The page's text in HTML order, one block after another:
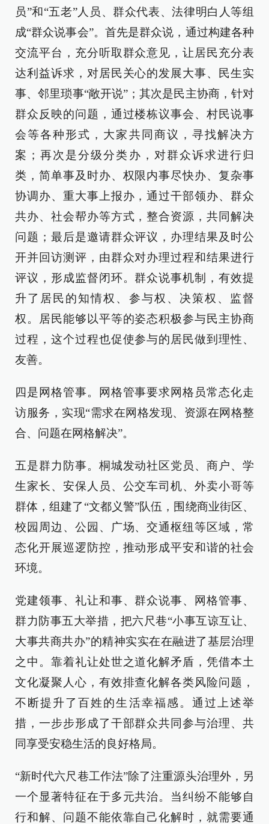
员”和“五老”人员、群众代表、法律明白人等组
成“群众说事会”。首先是群众说，通过构建各种
交流平台，充分听取群众意见，让居民充分表
达利益诉求，对居民关心的发展大事、民生实
事、邻里琐事“敞开说”；其次是民主协商，针对
群众反映的问题，通过楼栋议事会、村民说事
会等各种形式，大家共同商议，寻找解决方
案；再次是分级分类办，对群众诉求进行归
类，简单事及时办、权限内事尽快办、复杂事
协调办、重大事上报办，通过干部领办、群众
共办、社会帮办等方式，整合资源，共同解决
问题；最后是邀请群众评议，办理结果及时公
开并回访测评，由群众对办理过程和结果进行
评议，形成监督闭环。群众说事机制，有效提
升了居民的知情权、参与权、决策权、监督
权。居民能够以平等的姿态积极参与民主协商
过程，这个过程也促使参与的居民做到理性、
友善。
四是网格管事。网格管事要求网格员常态化走
访服务，实现“需求在网格发现、资源在网格整
合、问题在网格解决”。
五是群力防事。桐城发动社区党员、商户、学
生家长、安保人员、公交车司机、外卖小哥等
群体，组建了“文都义警”队伍，围绕商业街区、
校园周边、公园、广场、交通枢纽等区域，常
态化开展巡逻防控，推动形成平安和谐的社会
环境。
党建领事、礼让和事、群众说事、网格管事、
群力防事五大举措，把六尺巷“小事互谅互让、
大事共商共办”的精神实实在在融进了基层治理
之中。靠着礼让处世之道化解矛盾，凭借本土
文化凝聚人心，有效排查化解各类风险问题，
不断提升了百姓的生活幸福感。通过上述举
措，一步步形成了干部群众共同参与治理、共
同享受安稳生活的良好格局。
“新时代六尺巷工作法”除了注重源头治理外，另
一个显著特征在于多元共治。当纠纷不能够自
行和解、问题不能依靠自己化解时，就需要通